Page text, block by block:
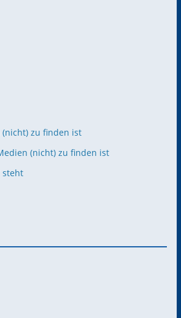
zu finden ist
(nicht) zu finden ist
steht